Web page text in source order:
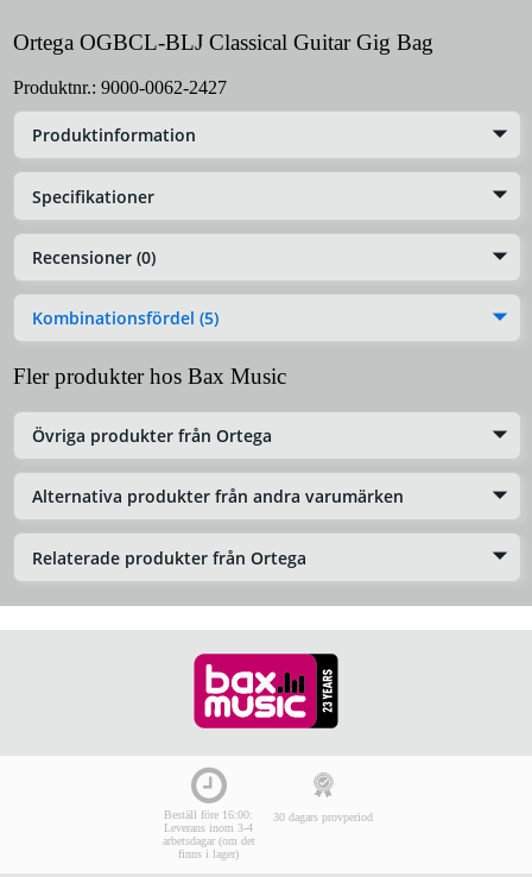
Ortega OGBCL-BLJ Classical Guitar Gig Bag
Produktnr.: 9000-0062-2427
Produktinformation
Specifikationer
Recensioner (0)
Kombinationsfördel (5)
Fler produkter hos Bax Music
Övriga produkter från Ortega
Alternativa produkter från andra varumärken
Relaterade produkter från Ortega
Beställ före 16:00:
Leverans inom 3-4
arbetsdagar (om det
finns i lager)
30 dagars provperiod